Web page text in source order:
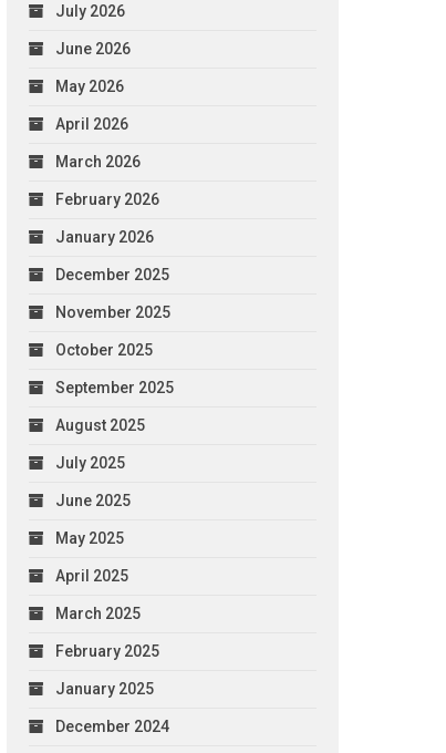
July 2026
June 2026
May 2026
April 2026
March 2026
February 2026
January 2026
December 2025
November 2025
October 2025
September 2025
August 2025
July 2025
June 2025
May 2025
April 2025
March 2025
February 2025
January 2025
December 2024